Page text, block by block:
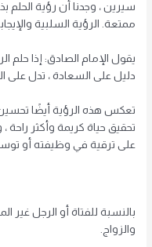
سيرين ، وجدنا أن رؤية الحلم
ممتعة. الرؤية السلبية
يقول الإمام الصادق: إذا حلم
دليل على السعادة ، تدل على
تعكس هذه الرؤية أيضًا
تحقيق حياة كريمة وأكثر
على ترقية في وظيفته أو
بالنسبة للفتاة أو الرجل غير
والزواج.